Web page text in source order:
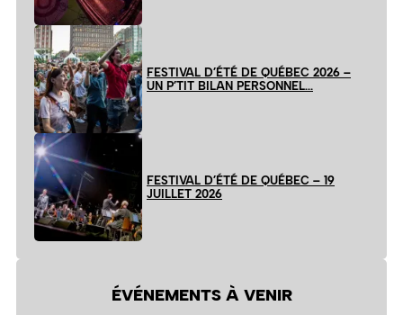
FESTIVAL D’ÉTÉ DE QUÉBEC 2026 –
UN P’TIT BILAN PERSONNEL…
FESTIVAL D’ÉTÉ DE QUÉBEC – 19
JUILLET 2026
ÉVÉNEMENTS À VENIR